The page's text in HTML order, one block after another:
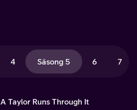
4 Säsong 5 6 7
A Taylor Runs Through It